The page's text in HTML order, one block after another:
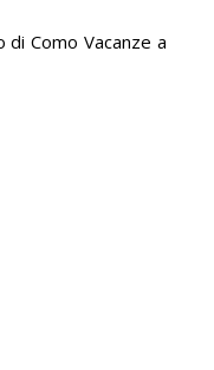
di Como Vacanze a